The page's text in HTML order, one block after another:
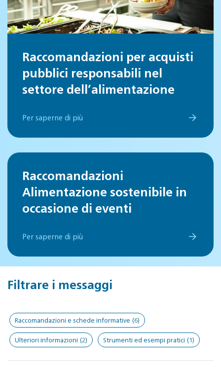
Raccomandazioni per acquisti
pubblici responsabili nel
settore dell’alimentazione
Per saperne di più
Raccomandazioni
Alimentazione sostenibile in
occasione di eventi
Per saperne di più
Filtrare i messaggi
Raccomandazioni e schede informative (6)
Ulteriori informazioni (2) Strumenti ed esempi pratici (1)